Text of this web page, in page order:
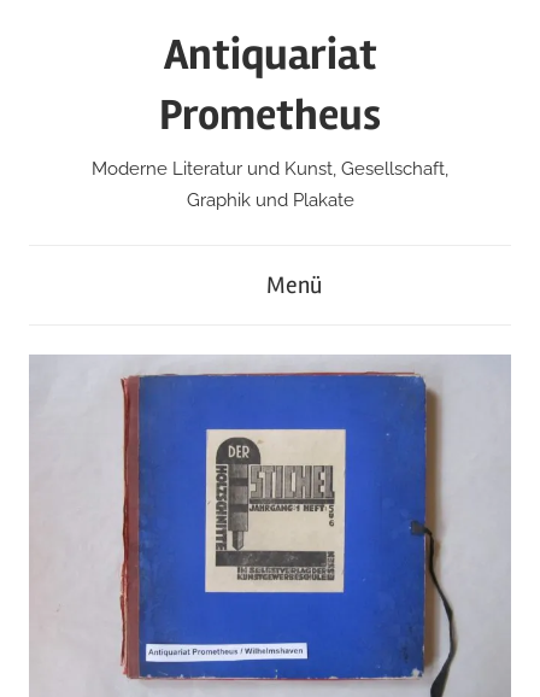
Antiquariat
Prometheus
Moderne Literatur und Kunst, Gesellschaft,
Graphik und Plakate
Menü